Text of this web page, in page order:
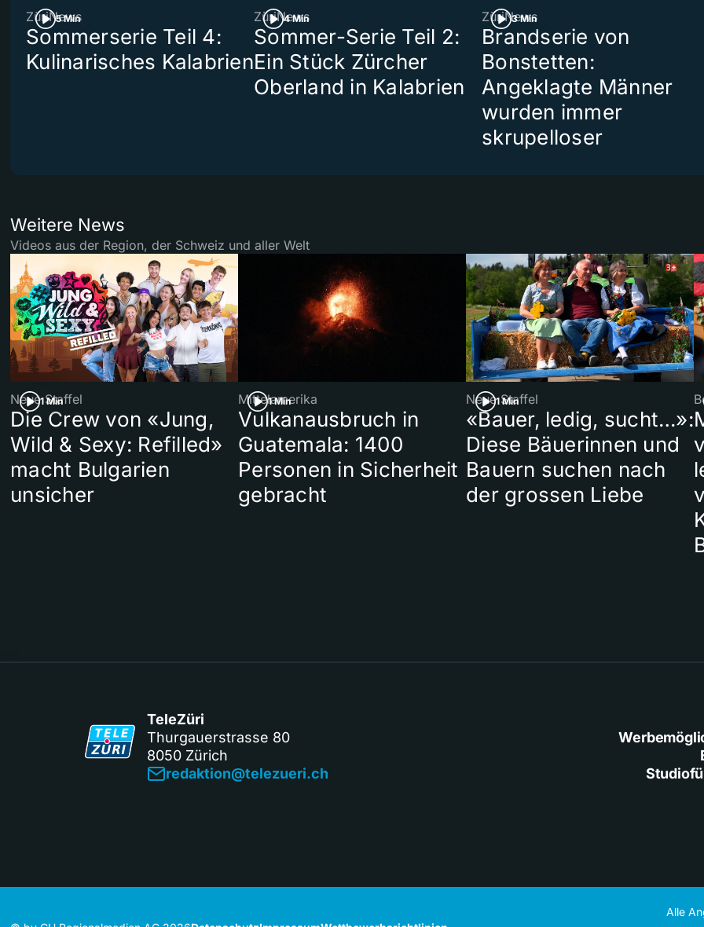
5 Min
ZüriNews
Sommerserie Teil 4:
Kulinarisches Kalabrien
4 Min
ZüriNews
Sommer-Serie Teil 2:
Ein Stück Zürcher
Oberland in Kalabrien
3 Min
ZüriNews
Brandserie von
Bonstetten:
Angeklagte Männer
wurden immer
skrupelloser
Weitere News
Videos aus der Region, der Schweiz und aller Welt
1 Min
Neue Staffel
Die Crew von «Jung,
Wild & Sexy: Refilled»
macht Bulgarien
unsicher
1 Min
Mittelamerika
Vulkanausbruch in
Guatemala: 1400
Personen in Sicherheit
gebracht
1 Min
Neue Staffel
«Bauer, ledig, sucht…»:
Diese Bäuerinnen und
Bauern suchen nach
der grossen Liebe
TeleZüri
Thurgauerstrasse 80
8050 Zürich
redaktion@telezueri.ch
Alle